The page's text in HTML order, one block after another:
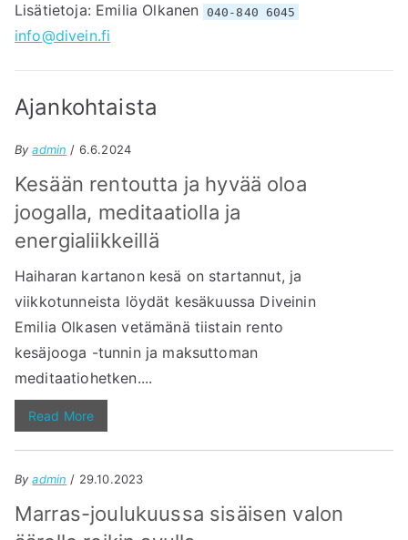
Lisätietoja: Emilia Olkanen 040-840 6045
info@divein.fi
Ajankohtaista
Byadmin / 6.6.2024
Kesään rentoutta ja hyvää oloa
joogalla, meditaatiolla ja
energialiikkeillä
Haiharan kartanon kesä on startannut, ja
viikkotunneista löydät kesäkuussa Diveinin
Emilia Olkasen vetämänä tiistain rento
kesäjooga -tunnin ja maksuttoman
meditaatiohetken....
Read More
Byadmin / 29.10.2023
Marras-joulukuussa sisäisen valon